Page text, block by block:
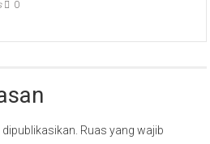
0
Ruas yang wajib